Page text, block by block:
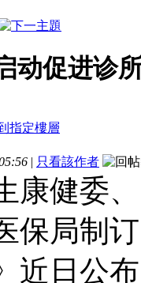
动促进诊
| 只看該作者
康健委
保局制
近日公